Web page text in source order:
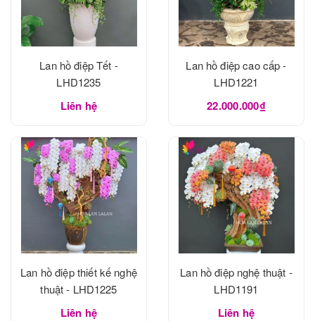
Lan hồ điệp Tết -
LHD1235
Liên hệ
Lan hồ điệp cao cấp -
LHD1221
22.000.000₫
Lan hồ điệp thiết kế nghệ
thuật - LHD1225
Liên hệ
Lan hồ điệp nghệ thuật -
LHD1191
Liên hệ